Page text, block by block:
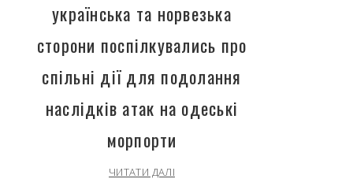
українська та норвезька
сторони поспілкувались про
спільні дії для подолання
наслідків атак на одеські
морпорти
ЧИТАТИ ДАЛІ